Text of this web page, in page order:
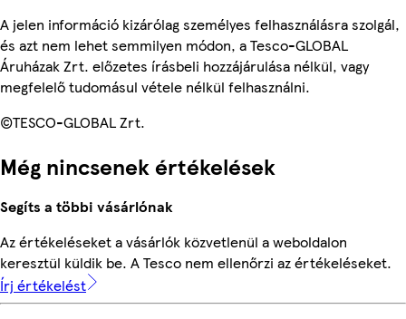
A jelen információ kizárólag személyes felhasználásra szolgál,
és azt nem lehet semmilyen módon, a Tesco-GLOBAL
Áruházak Zrt. előzetes írásbeli hozzájárulása nélkül, vagy
megfelelő tudomásul vétele nélkül felhasználni.
©TESCO-GLOBAL Zrt.
Még nincsenek értékelések
Segíts a többi vásárlónak
Az értékeléseket a vásárlók közvetlenül a weboldalon
keresztül küldik be. A Tesco nem ellenőrzi az értékeléseket.
Írj értékelést